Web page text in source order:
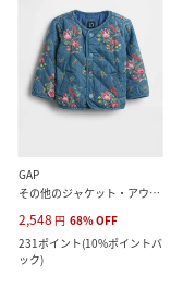
GAP
その他のジャケット・アウター
2,548 円 68%OFF
231ポイント(10%ポイントバ
ック)